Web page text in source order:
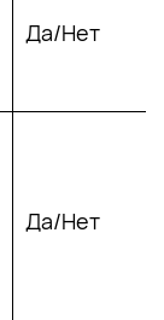
Да/Нет
Да/Нет